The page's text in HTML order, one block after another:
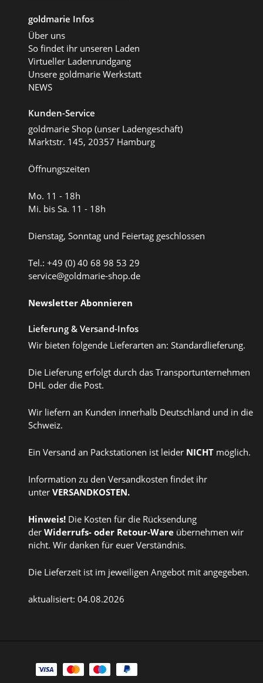
goldmarie Infos
Über uns
So findet ihr unseren Laden
Virtueller Ladenrundgang
Unsere goldmarie Werkstatt
NEWS
Kunden-Service
goldmarie Shop (unser Ladengeschäft)
Marktstr. 145, 20357 Hamburg
Öffnungszeiten
Mo. 11 - 18h
Mi. bis Sa. 11 - 18h
Dienstag, Sonntag und Feiertag geschlossen
Tel.: +49 (0) 40 68 98 53 29
service@goldmarie-shop.de
Newsletter Abonnieren
Lieferung & Versand-Infos
Wir bieten folgende Lieferarten an: Standardlieferung.
Die Lieferung erfolgt durch das Transportunternehmen
DHL oder die Post.
Wir liefern an Kunden innerhalb Deutschland und in die
Schweiz.
Ein Versand an Packstationen ist leider NICHT möglich.
Information zu den Versandkosten findet ihr
unter VERSANDKOSTEN.
Hinweis! Die Kosten für die Rücksendung
der Widerrufs- oder Retour-Ware übernehmen wir
nicht. Wir danken für euer Verständnis.
Die Lieferzeit ist im jeweiligen Angebot mit angegeben.
aktualisiert: 04.08.2026
Zahlungsarten